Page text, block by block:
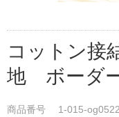
コットン接
地 ボーダ
商品番号 1-015-og0522